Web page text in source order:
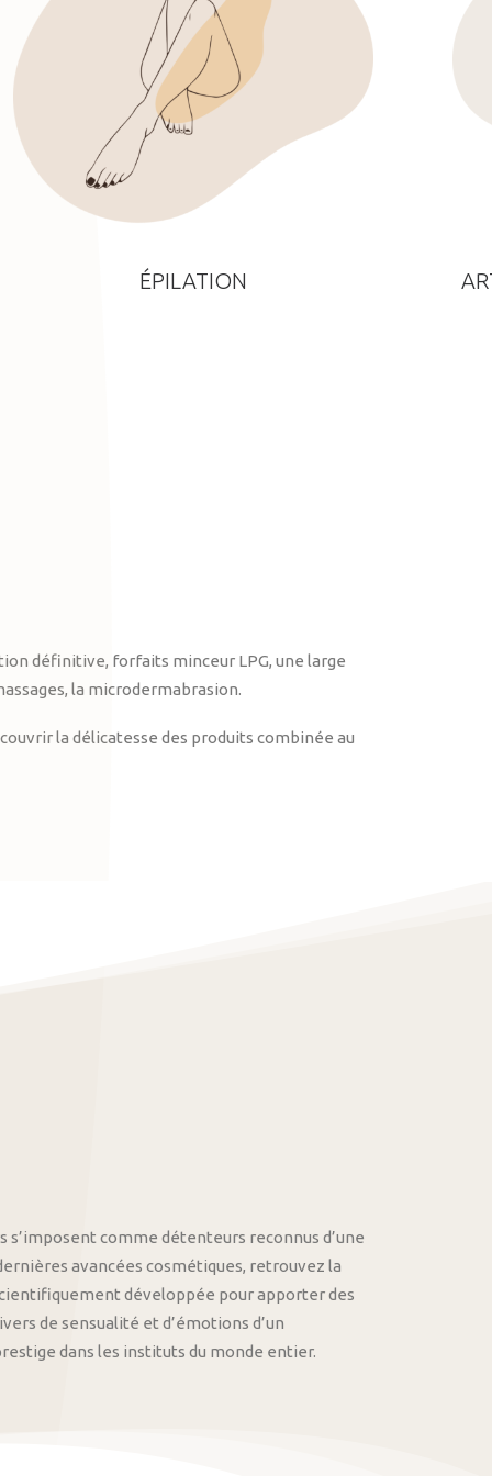
ÉPILATION
définitive, forfaits minceur LPG, une large
la microdermabrasion.
la délicatesse des produits combinée au
s’imposent comme détenteurs reconnus d’une
avancées cosmétiques, retrouvez la
développée pour apporter des
de sensualité et d’émotions d’un
dans les instituts du monde entier.